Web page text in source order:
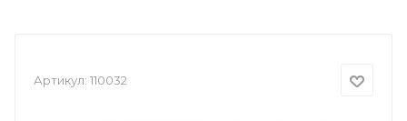
Артикул: 110032